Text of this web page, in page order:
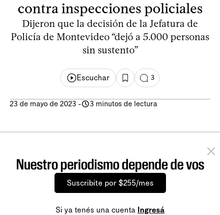
contra inspecciones policiales
Dijeron que la decisión de la Jefatura de
Policía de Montevideo “dejó a 5.000 personas
sin sustento”
Escuchar 3
23 de mayo de 2023 - 3 minutos de lectura
Nuestro periodismo depende de vos
Suscribite por $255/mes
Si ya tenés una cuenta Ingresá